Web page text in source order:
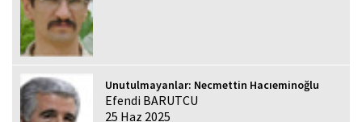
Unutulmayanlar: Necmettin Hacıeminoğlu
Efendi BARUTCU
25 Haz 2025